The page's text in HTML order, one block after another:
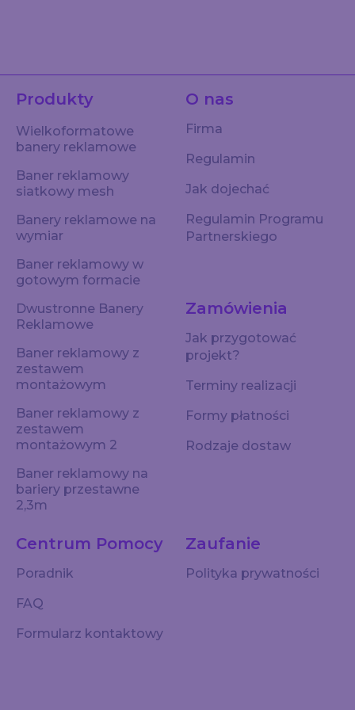
Produkty
Wielkoformatowe
banery reklamowe
Baner reklamowy
siatkowy mesh
Banery reklamowe na
wymiar
Baner reklamowy w
gotowym formacie
Dwustronne Banery
Reklamowe
Baner reklamowy z
zestawem
montażowym
Baner reklamowy z
zestawem
montażowym 2
Baner reklamowy na
bariery przestawne
2,3m
O nas
Firma
Regulamin
Jak dojechać
Regulamin Programu
Partnerskiego
Centrum Pomocy
Poradnik
FAQ
Formularz kontaktowy
Zaufanie
Polityka prywatności
Zamówienia
Jak przygotować
projekt?
Terminy realizacji
Formy płatności
Rodzaje dostaw